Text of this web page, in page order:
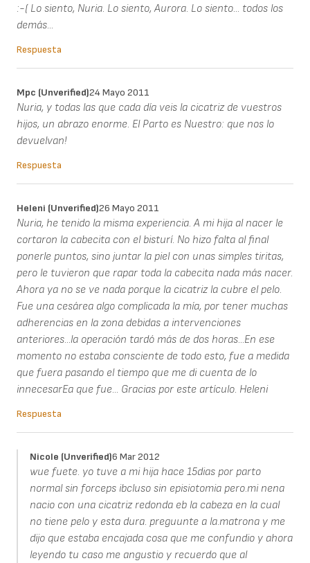
:-( Lo siento, Nuria. Lo siento, Aurora. Lo siento... todos los
demás...
Respuesta
Mpc (unverified)24 Mayo 2011
Nuria, y todas las que cada día veis la cicatriz de vuestros
hijos, un abrazo enorme. El Parto es Nuestro: que nos lo
devuelvan!
Respuesta
Heleni (unverified)26 Mayo 2011
Nuria, he tenido la misma experiencia. A mi hija al nacer le
cortaron la cabecita con el bisturí. No hizo falta al final
ponerle puntos, sino juntar la piel con unas simples tiritas,
pero le tuvieron que rapar toda la cabecita nada más nacer.
Ahora ya no se ve nada porque la cicatriz la cubre el pelo.
Fue una cesárea algo complicada la mía, por tener muchas
adherencias en la zona debidas a intervenciones
anteriores...la operación tardó más de dos horas...En ese
momento no estaba consciente de todo esto, fue a medida
que fuera pasando el tiempo que me di cuenta de lo
innecesarEa que fue... Gracias por este artículo. Heleni
Respuesta
Nicole (unverified)6 Mar 2012
wue fuete. yo tuve a mi hija hace 15dias por parto
normal sin forceps ibcluso sin episiotomia pero.mi nena
nacio con una cicatriz redonda eb la cabeza en la cual
no tiene pelo y esta dura. preguunte a la.matrona y me
dijo que estaba encajada cosa que me confundio y ahora
leyendo tu caso me angustio y recuerdo que al